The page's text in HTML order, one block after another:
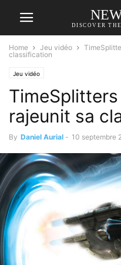
DISCOVER
Home Jeu vidéo
classification
Jeu vidéo
rajeunit sa
By Daniel Aurial - 10 septembre